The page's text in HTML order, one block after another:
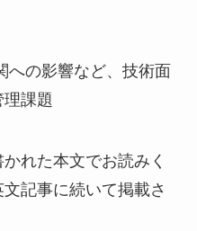
の影響など、技術面
課題
れた本文でお読みく
記事に続いて掲載さ